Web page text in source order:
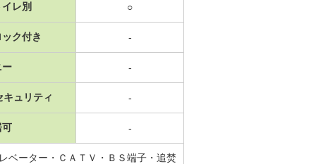
レ別 ○
ク付き -
ー -
キュリティ -
可 -
ベーター・ＣＡＴＶ・ＢＳ端子・追焚